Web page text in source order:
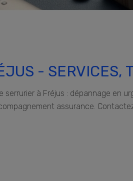
- SERVICES,
serrurier à Fréjus : dépannage en
assurance.